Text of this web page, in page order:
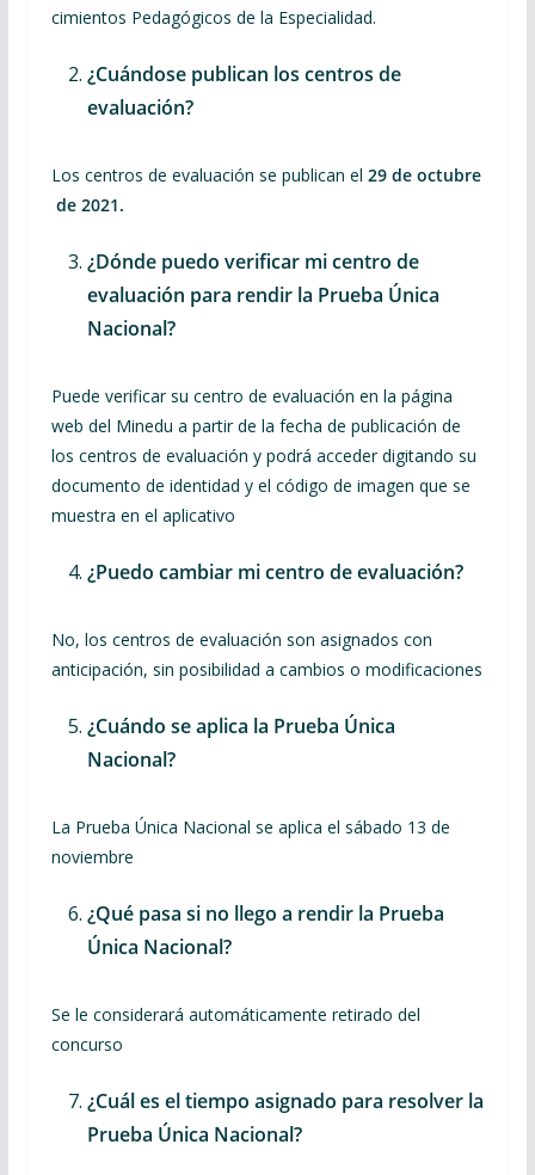
cimientos Pedagógicos de la Especialidad.
¿Cuándose publican los centros de
evaluación?
Los centros de evaluación se publican el 29 de octubre
de 2021.
¿Dónde puedo verificar mi centro de
evaluación para rendir la Prueba Única
Nacional?
Puede verificar su centro de evaluación en la página
web del Minedu a partir de la fecha de publicación de
los centros de evaluación y podrá acceder digitando su
documento de identidad y el código de imagen que se
muestra en el aplicativo
¿Puedo cambiar mi centro de evaluación?
No, los centros de evaluación son asignados con
anticipación, sin posibilidad a cambios o modificaciones
¿Cuándo se aplica la Prueba Única
Nacional?
La Prueba Única Nacional se aplica el sábado 13 de
noviembre
¿Qué pasa si no llego a rendir la Prueba
Única Nacional?
Se le considerará automáticamente retirado del
concurso
¿Cuál es el tiempo asignado para resolver la
Prueba Única Nacional?